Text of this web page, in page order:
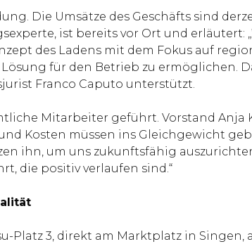
Die Umsätze des Geschäfts sind
ist bereits vor Ort und
des Ladens mit dem Fokus auf
für den Betrieb zu ermöglichen.
Franco Caputo unterstützt.
Mitarbeiter geführt. Vorstand Anja
Kosten müssen ins Gleichgewicht
ihn, um uns zukunftsfähig
die positiv verlaufen sind.“
Platz 3, direkt am Marktplatz in